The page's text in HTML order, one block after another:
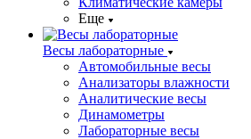
Еще
Весы лабораторные
Автомобильные весы
Анализаторы влажности
Аналитические весы
Динамометры
Лабораторные весы